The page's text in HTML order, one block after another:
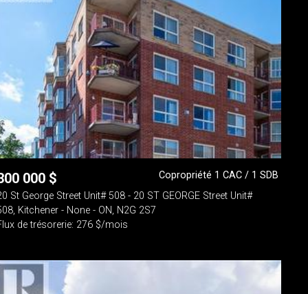
000 $
Copropriété 1 CAC / 1 SDB
St George Street Unit# 508 - 20 ST GEORGE Street Unit#
Kitchener - None - ON, N2G 2S7
de trésorerie: 276 $/mois